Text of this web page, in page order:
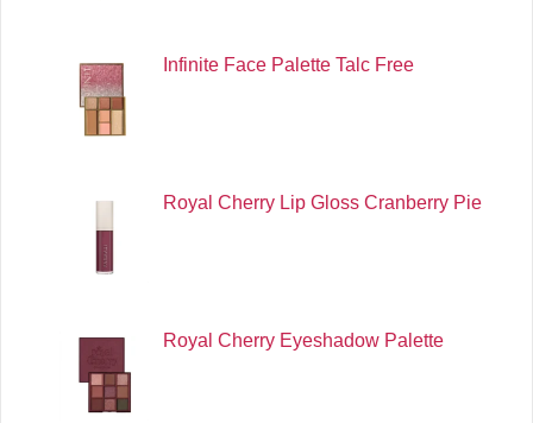
Infinite Face Palette Talc Free
Royal Cherry Lip Gloss Cranberry Pie
Royal Cherry Eyeshadow Palette